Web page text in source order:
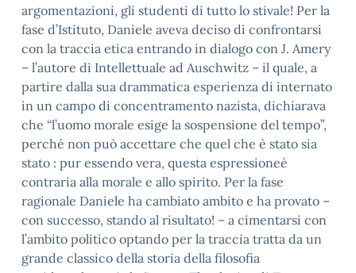
argomentazioni, gli studenti di tutto lo stivale! Per la
fase d’Istituto, Daniele aveva deciso di confrontarsi
con la traccia etica entrando in dialogo con J. Amery
– l’autore di Intellettuale ad Auschwitz – il quale, a
partire dalla sua drammatica esperienza di internato
in un campo di concentramento nazista, dichiarava
che “l’uomo morale esige la sospensione del tempo”,
perché non può accettare che quel che è stato sia
stato : pur essendo vera, questa espressioneè
contraria alla morale e allo spirito. Per la fase
ragionale Daniele ha cambiato ambito e ha provato –
con successo, stando al risultato! – a cimentarsi con
l’ambito politico optando per la traccia tratta da un
grande classico della storia della filosofia